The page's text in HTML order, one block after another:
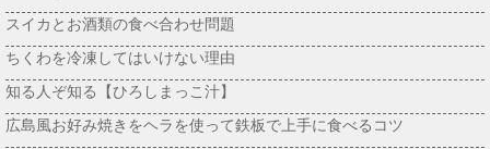
スイカとお酒類の食べ合わせ問題
ちくわを冷凍してはいけない理由
知る人ぞ知る【ひろしまっこ汁】
広島風お好み焼きをヘラを使って鉄板で上手に食べるコツ